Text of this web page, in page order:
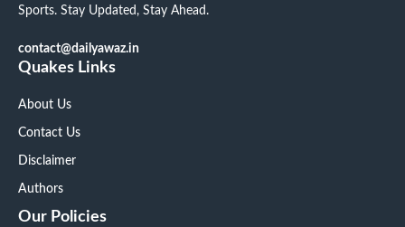
Sports. Stay Updated, Stay Ahead.
contact@dailyawaz.in
Quakes Links
About Us
Contact Us
Disclaimer
Authors
Our Policies